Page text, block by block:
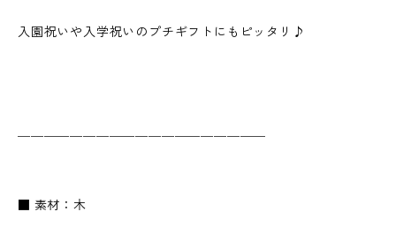
入園祝いや入学祝いのプチギフトにもピッタリ♪
■ 素材：木